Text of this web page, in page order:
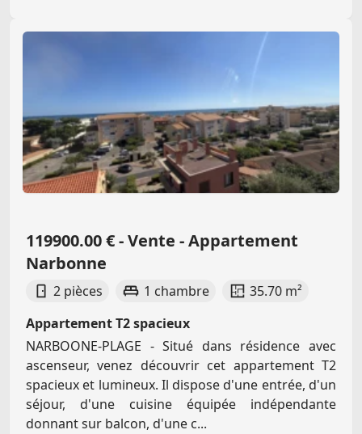
119900.00 € - Vente - Appartement
Narbonne
2 pièces 1 chambre
35.70 m²
Appartement T2 spacieux
NARBOONE-PLAGE - Situé dans résidence avec
ascenseur, venez découvrir cet appartement T2
spacieux et lumineux. Il dispose d'une entrée, d'un
séjour, d'une cuisine équipée indépendante
donnant sur balcon, d'une c...